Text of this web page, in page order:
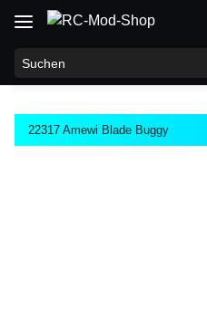
22317 Amewi Blade Buggy